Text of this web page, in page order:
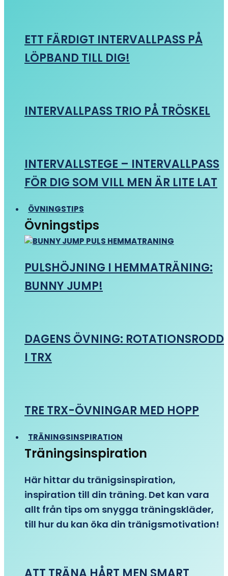
ETT FÄRDIGT INTERVALLPASS PÅ
LÖPBAND TILL DIG!
INTERVALLPASS TRIO PÅ TRÖSKEL
INTERVALLSTEGE – INTERVALLPASS
FÖR DIG SOM VILL MEN ÄR LITE LAT
ÖVNINGSTIPS
Övningstips
PULSHÖJNING I HEMMATRÄNING:
BUNNY JUMP!
DAGENS ÖVNING: ROTATIONSRODD
I TRX
TRE TRX-ÖVNINGAR MED HOPP
TRÄNINGSINSPIRATION
Träningsinspiration
Här hittar du tränigsinspiration,
inspiration till din träning. Det kan vara
allt från tips om snygga träningskläder,
till hur du kan öka din tränigsmotivation!